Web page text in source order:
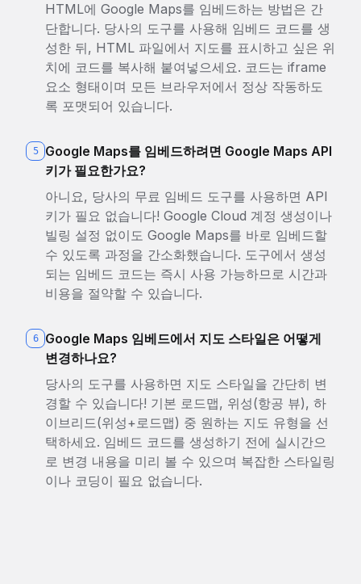
HTML에 Google Maps를 임베드하는 방법은 간
단합니다. 당사의 도구를 사용해 임베드 코드를 생
성한 뒤, HTML 파일에서 지도를 표시하고 싶은 위
치에 코드를 복사해 붙여넣으세요. 코드는 iframe
요소 형태이며 모든 브라우저에서 정상 작동하도
록 포맷되어 있습니다.
5
Google Maps를 임베드하려면 Google Maps API
키가 필요한가요?
아니요, 당사의 무료 임베드 도구를 사용하면 API
키가 필요 없습니다! Google Cloud 계정 생성이나
빌링 설정 없이도 Google Maps를 바로 임베드할
수 있도록 과정을 간소화했습니다. 도구에서 생성
되는 임베드 코드는 즉시 사용 가능하므로 시간과
비용을 절약할 수 있습니다.
6
Google Maps 임베드에서 지도 스타일은 어떻게
변경하나요?
당사의 도구를 사용하면 지도 스타일을 간단히 변
경할 수 있습니다! 기본 로드맵, 위성(항공 뷰), 하
이브리드(위성+로드맵) 중 원하는 지도 유형을 선
택하세요. 임베드 코드를 생성하기 전에 실시간으
로 변경 내용을 미리 볼 수 있으며 복잡한 스타일링
이나 코딩이 필요 없습니다.